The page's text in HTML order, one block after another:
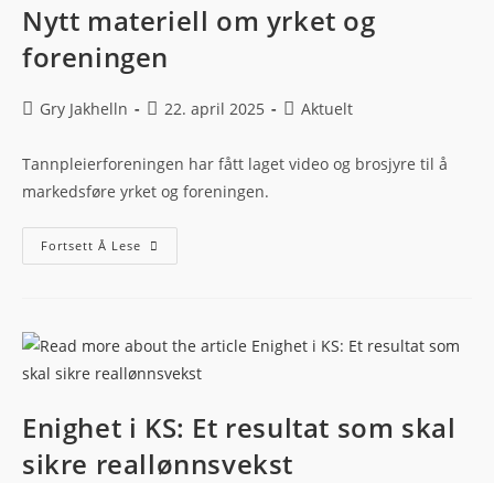
Nytt materiell om yrket og
foreningen
Gry Jakhelln 22. april 2025 Aktuelt
Tannpleierforeningen har fått laget video og brosjyre til å
markedsføre yrket og foreningen.
Fortsett Å Lese
Enighet i KS: Et resultat som skal
sikre reallønnsvekst